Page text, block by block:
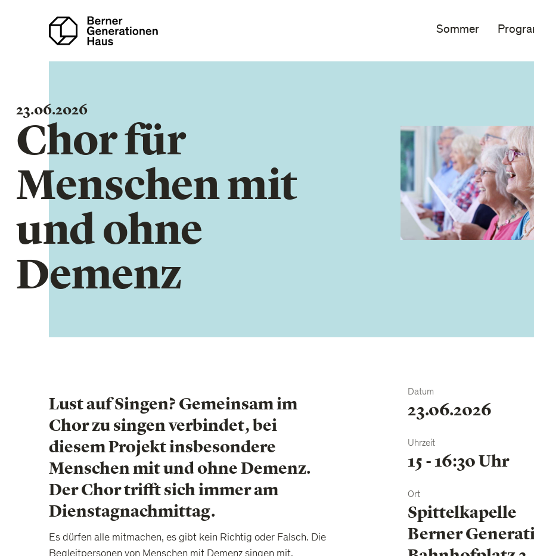
Sommer
23.06.2026
Chor für
Menschen mit
und ohne
Demenz
Lust auf Singen? Gemeinsam im
Chor zu singen verbindet, bei
diesem Projekt insbesondere
Menschen mit und ohne Demenz.
Der Chor trifft sich immer am
Dienstagnachmittag.
Es dürfen alle mitmachen, es gibt kein Richtig oder Falsch. Die
Datum
23.06.2026
Uhrzeit
15 - 16:30 Uhr
Ort
Spittelkapelle
Berner